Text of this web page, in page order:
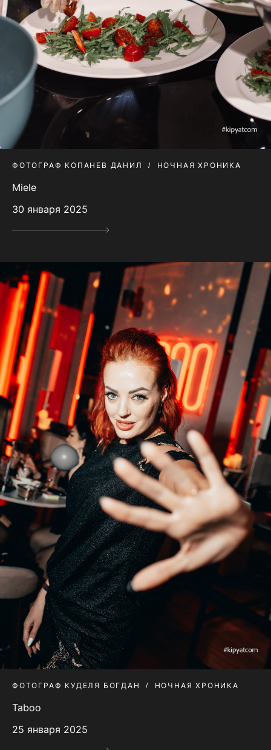
ФОТОГРАФ КОПАНЕВ ДАНИЛ НОЧНАЯ ХРОНИКА
Miele
30 января 2025
ФОТОГРАФ КУДЕЛЯ БОГДАН НОЧНАЯ ХРОНИКА
Taboo
25 января 2025